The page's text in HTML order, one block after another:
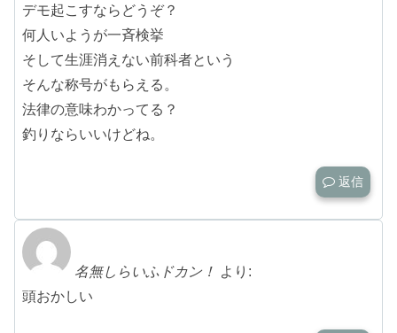
デモ起こすならどうぞ？
何人いようが一斉検挙
そして生涯消えない前科者という
そんな称号がもらえる。
法律の意味わかってる？
釣りならいいけどね。
返信
名無しらいふドカン！ より:
頭おかしい